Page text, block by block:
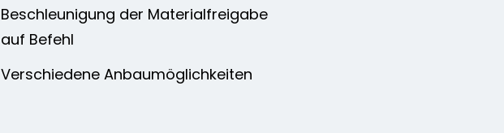
Beschleunigung der Materialfreigabe
auf Befehl
Verschiedene Anbaumöglichkeiten